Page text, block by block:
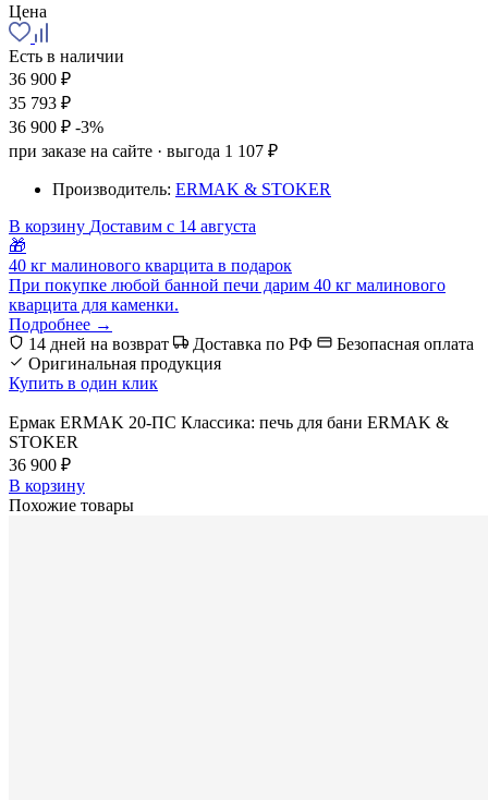
Цена
Есть в наличии
36 900 ₽
35 793 ₽
36 900 ₽ -3%
при заказе на сайте · выгода 1 107 ₽
Производитель: ERMAK & STOKER
В корзину Доставим с 14 августа
🎁
40 кг малинового кварцита в подарок
При покупке любой банной печи дарим 40 кг малинового
кварцита для каменки.
Подробнее →
14 дней на возврат
Доставка по РФ
Безопасная оплата
Оригинальная продукция
Купить в один клик
Ермак ERMAK 20-ПС Классика: печь для бани ERMAK &
STOKER
36 900 ₽
В корзину
Похожие товары